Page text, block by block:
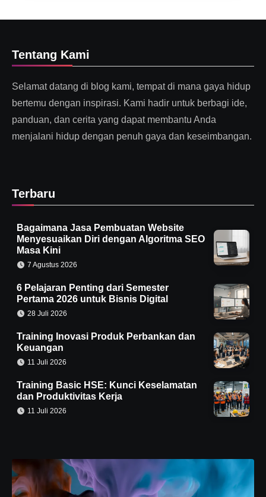
Tentang Kami
Selamat datang di blog kami, tempat di mana gaya hidup
bertemu dengan inspirasi. Kami hadir untuk berbagi ide,
panduan, dan cerita yang dapat membantu Anda
menjalani hidup dengan penuh gaya dan keseimbangan.
Terbaru
Bagaimana Jasa Pembuatan Website
Menyesuaikan Diri dengan Algoritma SEO
Masa Kini
7 Agustus 2026
6 Pelajaran Penting dari Semester
Pertama 2026 untuk Bisnis Digital
28 Juli 2026
Training Inovasi Produk Perbankan dan
Keuangan
11 Juli 2026
Training Basic HSE: Kunci Keselamatan
dan Produktivitas Kerja
11 Juli 2026